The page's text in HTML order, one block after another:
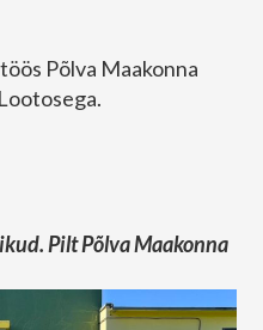
Põlva Maakonna
Pilt Põlva Maakonna